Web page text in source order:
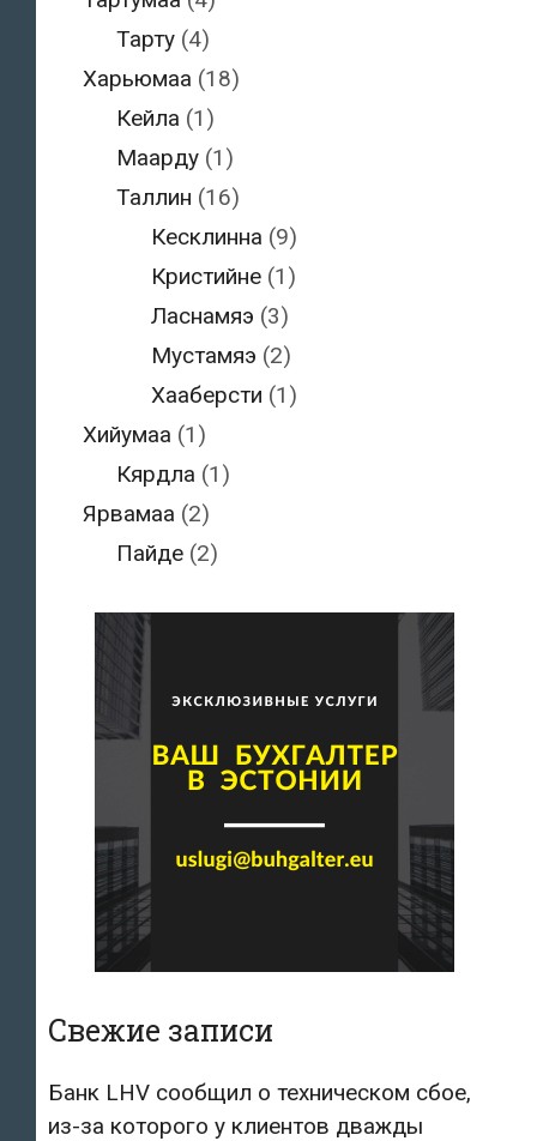
Тарту (4)
Харьюмаа (18)
Кейла (1)
Маарду (1)
Таллин (16)
Кесклинна (9)
Кристийне(1)
Ласнамяэ (3)
Мустамяэ (2)
Хааберсти (1)
Хийумаа (1)
Кярдла (1)
Ярвамаа (2)
Пайде (2)
Свежие записи
Банк LHV сообщил о техническом сбое,
из-за которого у клиентов дважды